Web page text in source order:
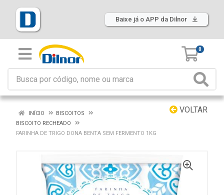
Baixe já o APP da Dilnor
0
VOLTAR
INÍCIO
BISCOITOS
BISCOITO RECHEADO
FARINHA DE TRIGO DONA BENTA SEM FERMENTO 1KG